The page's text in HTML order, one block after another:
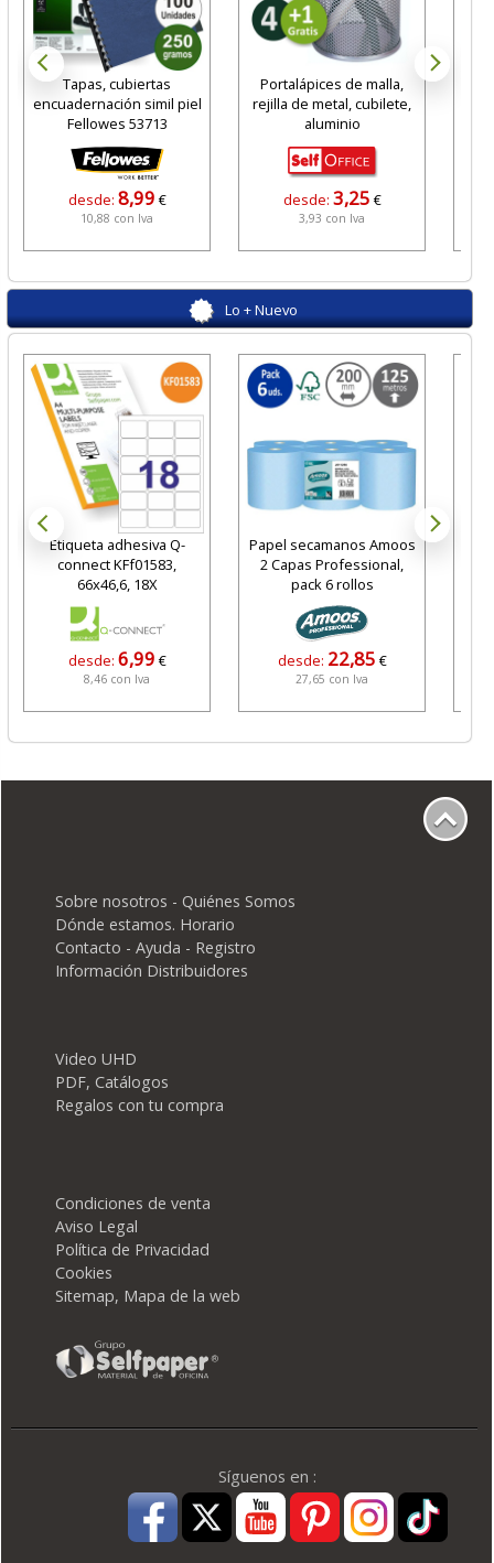
Tapas, cubiertas
encuadernación simil piel
Fellowes 53713
desde: 8,99 €
10,88 con Iva
Portalápices de malla,
rejilla de metal, cubilete,
aluminio
desde: 3,25 €
3,93 con Iva
Lo + Nuevo
Etiqueta adhesiva Q-
connect KFf01583,
66x46,6, 18X
desde: 6,99 €
8,46 con Iva
Papel secamanos Amoos
2 Capas Professional,
pack 6 rollos
desde: 22,85 €
27,65 con Iva
Sobre nosotros - Quiénes Somos
Dónde estamos. Horario
Contacto - Ayuda - Registro
Información Distribuidores
Video UHD
PDF, Catálogos
Regalos con tu compra
Condiciones de venta
Aviso Legal
Política de Privacidad
Cookies
Sitemap, Mapa de la web
Síguenos en :